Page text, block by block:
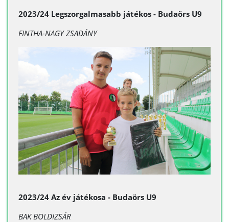
2023/24 Legszorgalmasabb játékos - Budaörs U9
FINTHA-NAGY ZSADÁNY
2023/24 Az év játékosa - Budaörs U9
BAK BOLDIZSÁR